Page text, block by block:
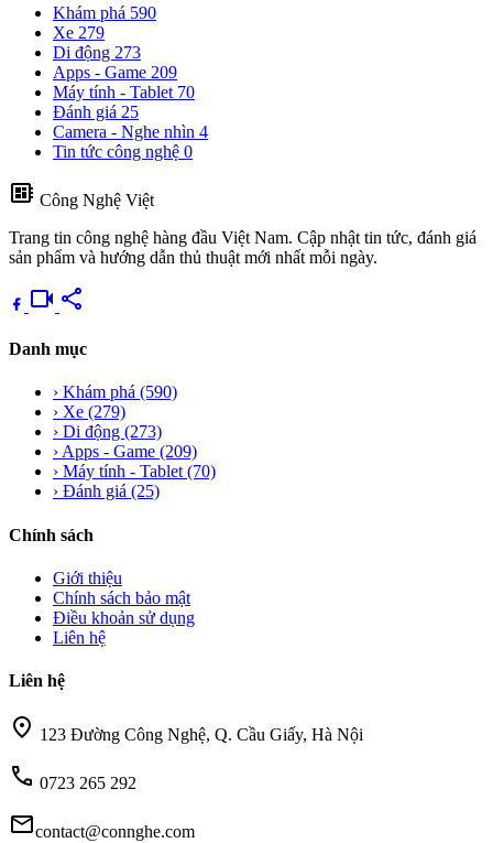
Khám phá 590
Xe 279
Di động 273
Apps - Game 209
Máy tính - Tablet 70
Đánh giá 25
Camera - Nghe nhìn 4
Tin tức công nghệ 0
developer_board Công Nghệ Việt
Trang tin công nghệ hàng đầu Việt Nam. Cập nhật tin tức, đánh giá
sản phẩm và hướng dẫn thủ thuật mới nhất mỗi ngày.
videocam share
Danh mục
› Khám phá (590)
› Xe (279)
› Di động (273)
› Apps - Game (209)
› Máy tính - Tablet (70)
› Đánh giá (25)
Chính sách
Giới thiệu
Chính sách bảo mật
Điều khoản sử dụng
Liên hệ
Liên hệ
location_on 123 Đường Công Nghệ, Q. Cầu Giấy, Hà Nội
call 0723 265 292
mailcontact@connghe.com